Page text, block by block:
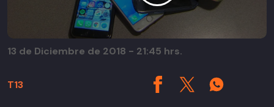
T13
13 de Diciembre de 2018 - 21:45 hrs.